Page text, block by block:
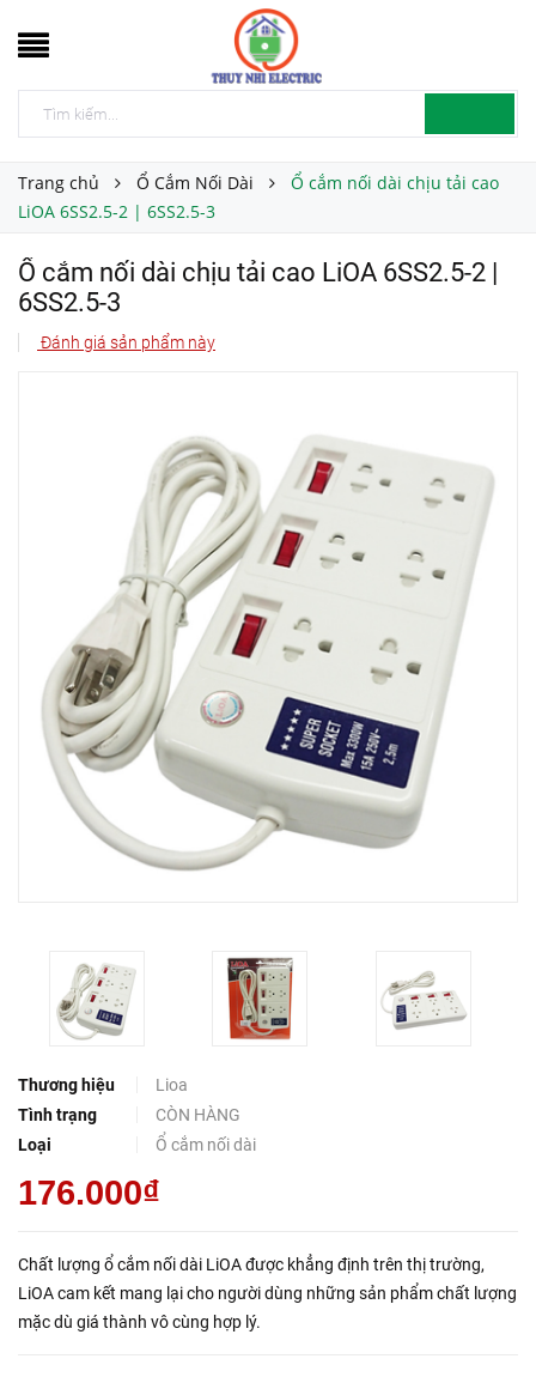
Trang chủ Ổ Cắm Nối Dài
Ổ cắm nối dài chịu tải cao
LiOA 6SS2.5-2 | 6SS2.5-3
Ổ cắm nối dài chịu tải cao LiOA 6SS2.5-2 |
6SS2.5-3
Đánh giá sản phẩm này
Thương hiệu
Lioa
Tình trạng
CÒN HÀNG
Loại
Ổ cắm nối dài
176.000₫
Chất lượng ổ cắm nối dài LiOA được khẳng định trên thị trường,
LiOA cam kết mang lại cho người dùng những sản phẩm chất lượng
mặc dù giá thành vô cùng hợp lý.